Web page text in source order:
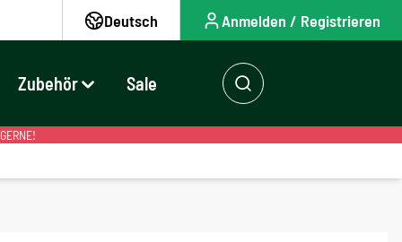
Deutsch Anmelden / Registrieren
Zubehör Sale